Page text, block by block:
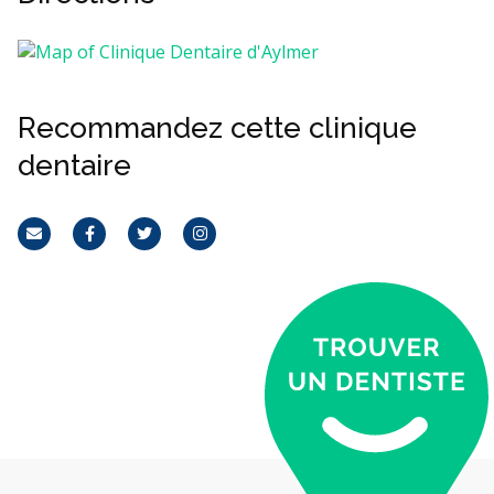
Recommandez cette clinique
dentaire
CourrielFacebookTwitterInstagram